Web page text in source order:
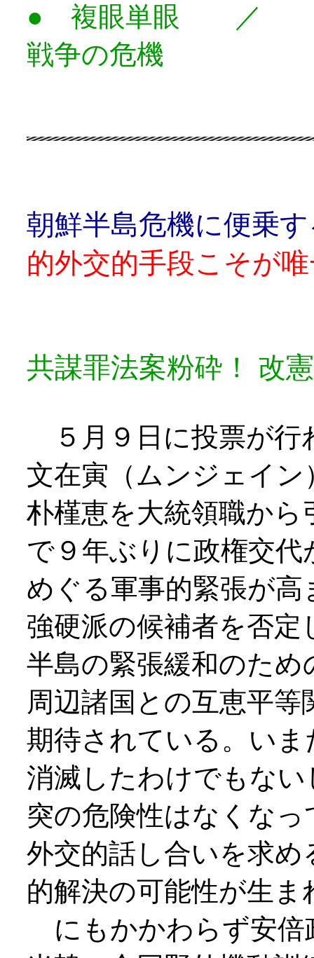
● 複眼単眼 ／ 安
戦争の危機
朝鮮半島危機に便乗
的外交的手段こそが
共謀罪法案粉砕！ 改
５月９日に投票が行
文在寅（ムンジェイ
朴槿恵を大統領職か
で９年ぶりに政権交
めぐる軍事的緊張が
強硬派の候補者を否
半島の緊張緩和のた
周辺諸国との互恵平
期待されている。い
消滅したわけでもな
突の危険性はなくな
外交的話し合いを求
的解決の可能性が生ま
にもかかわらず安倍